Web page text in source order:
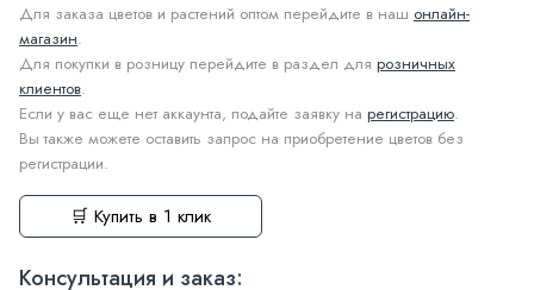
Для заказа цветов и растений оптом перейдите в наш онлайн-
магазин.
Для покупки в розницу перейдите в раздел для розничных
клиентов.
Если у вас еще нет аккаунта, подайте заявку на регистрацию.
Вы также можете оставить запрос на приобретение цветов без
регистрации.
🛒 Купить в 1 клик
Консультация и заказ: